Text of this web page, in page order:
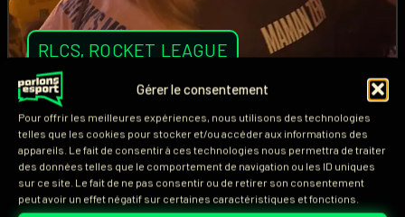
Gérer le consentement
Pour offrir les meilleures expériences, nous utilisons des technologies
telles que les cookies pour stocker et/ou accéder aux informations des
appareils. Le fait de consentir à ces technologies nous permettra de traiter
des données telles que le comportement de navigation ou les ID uniques
sur ce site. Le fait de ne pas consentir ou de retirer son consentement
peut avoir un effet négatif sur certaines caractéristiques et fonctions.
RLCS, ROCKET LEAGUE
De l’enfance au succès : ces
mamans suivent leur fils
professionnel sur Rocket
League